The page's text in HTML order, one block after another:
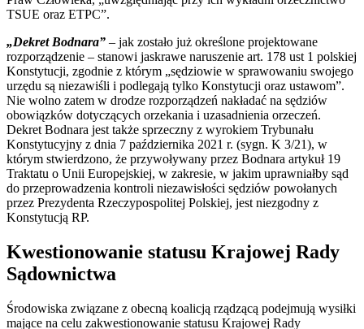
TSUE oraz ETPC”.
„Dekret Bodnara” – jak zostało już określone projektowane
rozporządzenie – stanowi jaskrawe naruszenie art. 178 ust 1 polskiej
Konstytucji, zgodnie z którym „sędziowie w sprawowaniu swojego
urzędu są niezawiśli i podlegają tylko Konstytucji oraz ustawom”.
Nie wolno zatem w drodze rozporządzeń nakładać na sędziów
obowiązków dotyczących orzekania i uzasadnienia orzeczeń.
Dekret Bodnara jest także sprzeczny z wyrokiem Trybunału
Konstytucyjny z dnia 7 października 2021 r. (sygn. K 3/21), w
którym stwierdzono, że przywoływany przez Bodnara artykuł 19
Traktatu o Unii Europejskiej, w zakresie, w jakim uprawniałby sąd
do przeprowadzenia kontroli niezawisłości sędziów powołanych
przez Prezydenta Rzeczypospolitej Polskiej, jest niezgodny z
Konstytucją RP.
Kwestionowanie statusu Krajowej Rady
Sądownictwa
Środowiska związane z obecną koalicją rządzącą podejmują wysiłki
mające na celu zakwestionowanie statusu Krajowej Rady